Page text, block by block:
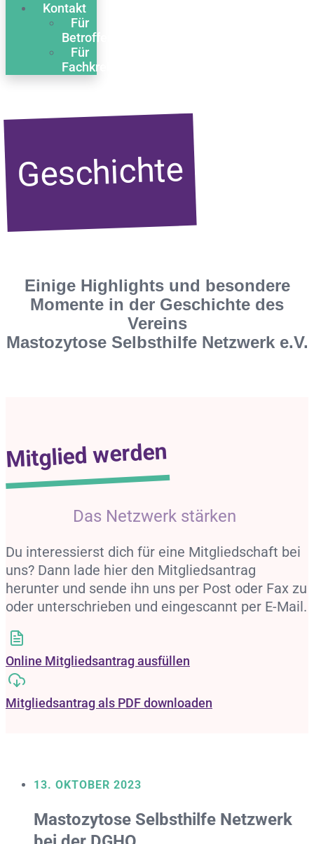
Kontakt
Für
Betroffene
Für
Fachkreise
Geschichte
Einige Highlights und besondere
Momente in der Geschichte des
Vereins
Mastozytose Selbsthilfe Netzwerk e.V.
Mitglied werden
Das Netzwerk stärken
Du interessierst dich für eine Mitgliedschaft bei
uns? Dann lade hier den Mitgliedsantrag
herunter und sende ihn uns per Post oder Fax zu
oder unterschrieben und eingescannt per E-Mail.
Online Mitgliedsantrag ausfüllen
Mitgliedsantrag als PDF downloaden
13. OKTOBER 2023
Mastozytose Selbsthilfe Netzwerk